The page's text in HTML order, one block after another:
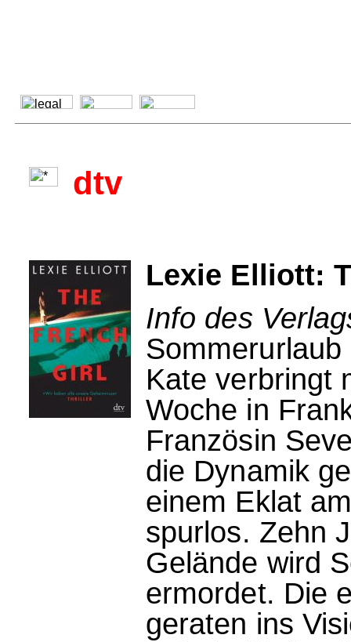
dtv
Lexie Elliott:
Info des
Kate verbringt
Woche in
Französin
die Dynamik
einem Eklat
spurlos. Zehn
Gelände wird
ermordet. Die
geraten ins